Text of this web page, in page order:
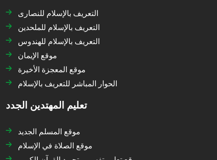
التعريف بالإسلام للنصارى
التعريف بالإسلام للملحدين
التعريف بالإسلام للهندوس
موقع الإيمان
موقع المعجزة الأخيرة
الحوار المباشر للتعريف بالإسلام
تعليم المهتدين الجدد
موقع المسلم الجديد
موقع الصلاة في الإسلام